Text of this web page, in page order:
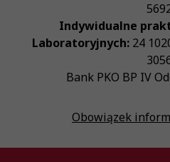
Indywidualne
Laboratoryjnych:24
Bank PKO BP IV
Obowiązek